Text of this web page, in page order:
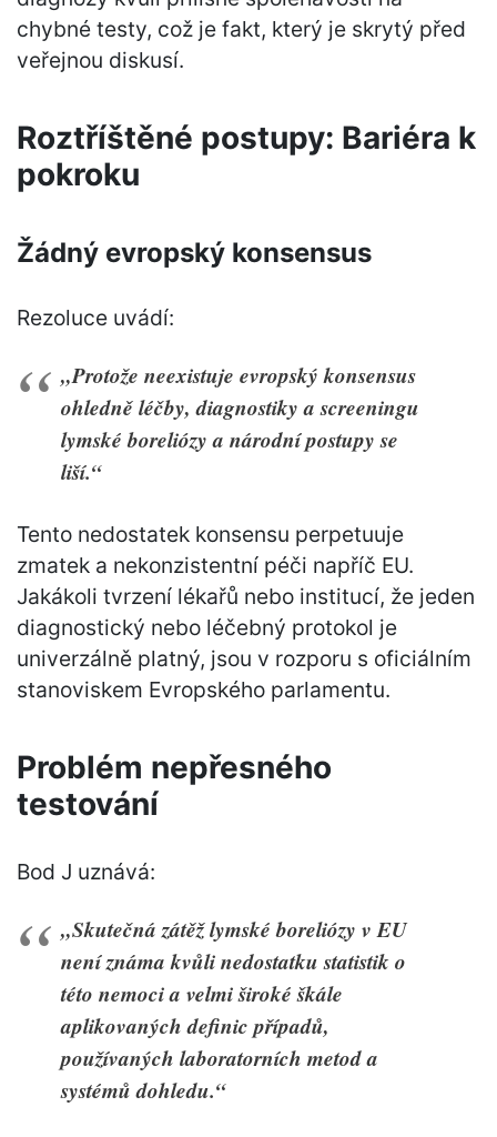
chybné testy, což je fakt, který je skrytý před
veřejnou diskusí.
Roztříštěné postupy: Bariéra k
pokroku
Žádný evropský konsensus
Rezoluce uvádí:
„Protože neexistuje evropský konsensus
ohledně léčby, diagnostiky a screeningu
lymské boreliózy a národní postupy se
liší.“
Tento nedostatek konsensu perpetuuje
zmatek a nekonzistentní péči napříč EU.
Jakákoli tvrzení lékařů nebo institucí, že jeden
diagnostický nebo léčebný protokol je
univerzálně platný, jsou v rozporu s oficiálním
stanoviskem Evropského parlamentu.
Problém nepřesného
testování
Bod J uznává:
„Skutečná zátěž lymské boreliózy v EU
není známa kvůli nedostatku statistik o
této nemoci a velmi široké škále
aplikovaných definic případů,
používaných laboratorních metod a
systémů dohledu.“